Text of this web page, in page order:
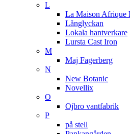
L
La Maison
Långlyckan
Lokala hantverkare
Lursta Cast Iron
M
Maj Fagerberg
N
New Botanic
Novellix
O
Ojbro vantfabrik
P
på stell